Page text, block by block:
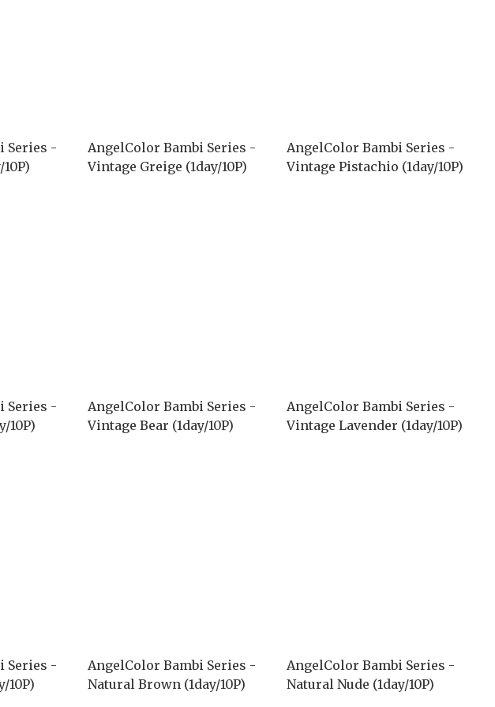
Series -
AngelColor Bambi Series -
Vintage Greige (1day/10P)
AngelColor Bambi Series -
Vintage Pistachio (1day/10P)
Series -
10P)
AngelColor Bambi Series -
Vintage Bear (1day/10P)
AngelColor Bambi Series -
Vintage Lavender (1day/10P)
Series -
10P)
AngelColor Bambi Series -
Natural Brown (1day/10P)
AngelColor Bambi Series -
Natural Nude (1day/10P)